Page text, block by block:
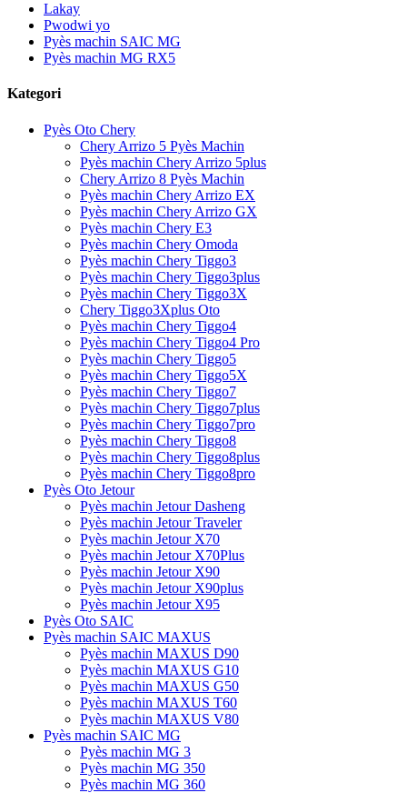
Lakay
Pwodwi yo
Pyès machin SAIC MG
Pyès machin MG RX5
Kategori
Pyès Oto Chery
Chery Arrizo 5 Pyès Machin
Pyès machin Chery Arrizo 5plus
Chery Arrizo 8 Pyès Machin
Pyès machin Chery Arrizo EX
Pyès machin Chery Arrizo GX
Pyès machin Chery E3
Pyès machin Chery Omoda
Pyès machin Chery Tiggo3
Pyès machin Chery Tiggo3plus
Pyès machin Chery Tiggo3X
Chery Tiggo3Xplus Oto
Pyès machin Chery Tiggo4
Pyès machin Chery Tiggo4 Pro
Pyès machin Chery Tiggo5
Pyès machin Chery Tiggo5X
Pyès machin Chery Tiggo7
Pyès machin Chery Tiggo7plus
Pyès machin Chery Tiggo7pro
Pyès machin Chery Tiggo8
Pyès machin Chery Tiggo8plus
Pyès machin Chery Tiggo8pro
Pyès Oto Jetour
Pyès machin Jetour Dasheng
Pyès machin Jetour Traveler
Pyès machin Jetour X70
Pyès machin Jetour X70Plus
Pyès machin Jetour X90
Pyès machin Jetour X90plus
Pyès machin Jetour X95
Pyès Oto SAIC
Pyès machin SAIC MAXUS
Pyès machin MAXUS D90
Pyès machin MAXUS G10
Pyès machin MAXUS G50
Pyès machin MAXUS T60
Pyès machin MAXUS V80
Pyès machin SAIC MG
Pyès machin MG 3
Pyès machin MG 350
Pyès machin MG 360